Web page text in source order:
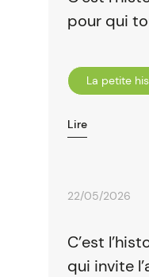
pour qui
La petite
Lire
22/05/2026
C’est
qui invite